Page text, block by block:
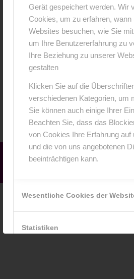
Gerät gespeichert werden. Wir
Cookies, um zu erfahren, wann
Websites besuchen, wie Sie
um Ihre Benutzererfahrung zu
Ihre Beziehung zu unserer
gestalten
Klicken Sie auf die
verschiedenen Kategorien, um
Sie können auch einige Ihrer
Beachten Sie, dass das
von Cookies Ihre Erfahrung auf
und die von uns angebotenen
beeinträchtigen kann.
Wesentliche Cookies der
Statistiken
© Copyright - Bambinifotos Würzburg